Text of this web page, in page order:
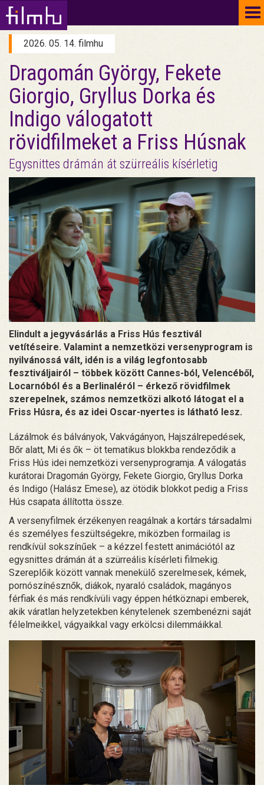
2026. 05. 14. filmhu
Dragomán György, Fekete
Giorgio, Gryllus Dorka és
Indigo válogatott
rövidfilmeket a Friss Húsnak
Egysnittes drámán át szürreális kísérletig
Elindult a jegyvásárlás a Friss Hús fesztivál
vetítéseire. Valamint a nemzetközi versenyprogram is
nyilvánossá vált, idén is a világ legfontosabb
fesztiváljairól – többek között Cannes-ból, Velencéből,
Locarnóból és a Berlinaléról – érkező rövidfilmek
szerepelnek, számos nemzetközi alkotó látogat el a
Friss Húsra, és az idei Oscar-nyertes is látható lesz.
Lázálmok és bálványok, Vakvágányon, Hajszálrepedések,
Bőr alatt, Mi és ők – öt tematikus blokkba rendeződik a
Friss Hús idei nemzetközi versenyprogramja. A válogatás
kurátorai Dragomán György, Fekete Giorgio, Gryllus Dorka
és Indigo (Halász Emese), az ötödik blokkot pedig a Friss
Hús csapata állította össze.
A versenyfilmek érzékenyen reagálnak a kortárs társadalmi
és személyes feszültségekre, miközben formailag is
rendkívül sokszínűek – a kézzel festett animációtól az
egysnittes drámán át a szürreális kísérleti filmekig.
Szereplőik között vannak menekülő szerelmesek, kémek,
pornószínésznők, diákok, nyaraló családok, magányos
férfiak és más rendkívüli vagy éppen hétköznapi emberek,
akik váratlan helyzetekben kénytelenek szembenézni saját
félelmeikkel, vágyaikkal vagy erkölcsi dilemmáikkal.